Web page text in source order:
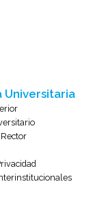
Universitaria